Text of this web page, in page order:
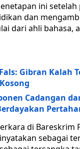
ini setelah
dan
dari ahli bahasa,
Gibran Kalah
Cadangan
di Bareskrim
sebagai